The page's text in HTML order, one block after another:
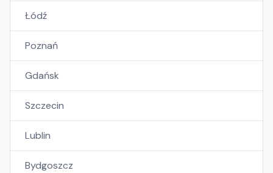
Łódź
Poznań
Gdańsk
Szczecin
Lublin
Bydgoszcz